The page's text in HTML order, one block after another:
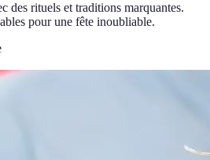
des rituels et traditions marquantes.
pour une fête inoubliable.